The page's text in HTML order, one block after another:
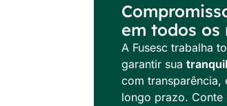
em todos os
A Fusesc trabalha
garantir sua
com transparência,
longo prazo. Conte